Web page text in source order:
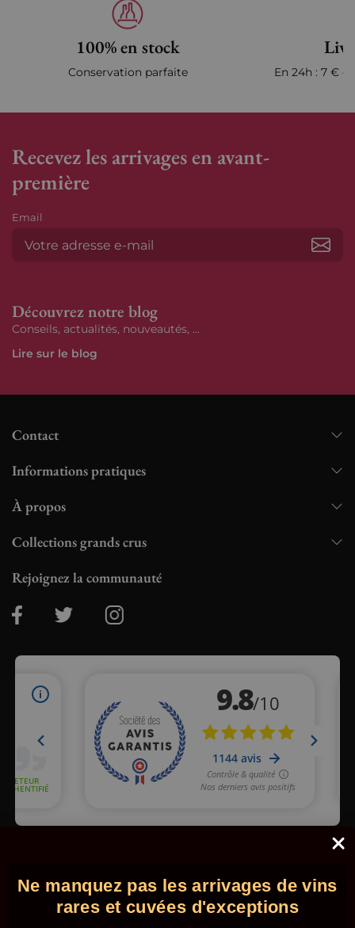
100% en stock
Conservation parfaite En 24h : 7 €
Recevez les arrivages en avant-
première
Email
Découvrez notre blog
Conseils, actualités, nouveautés, ...
Lire sur le blog
Contact
Informations pratiques
À propos
Collections grands crus
Rejoignez la communauté
© 2026 - Comptoir des Millésimes. Tous droits réservés.•
Mentions légales
CGV
Ne manquez pas les arrivages de vins
rares et cuvées d'exceptions